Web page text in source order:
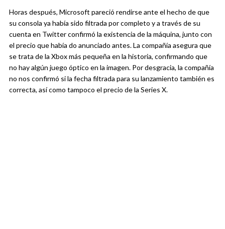
Horas después, Microsoft pareció rendirse ante el hecho de que
su consola ya había sido filtrada por completo y a través de su
cuenta en Twitter confirmó la existencia de la máquina, junto con
el precio que había do anunciado antes. La compañía asegura que
se trata de la Xbox más pequeña en la historia, confirmando que
no hay algún juego óptico en la imagen. Por desgracia, la compañía
no nos confirmó si la fecha filtrada para su lanzamiento también es
correcta, así como tampoco el precio de la Series X.